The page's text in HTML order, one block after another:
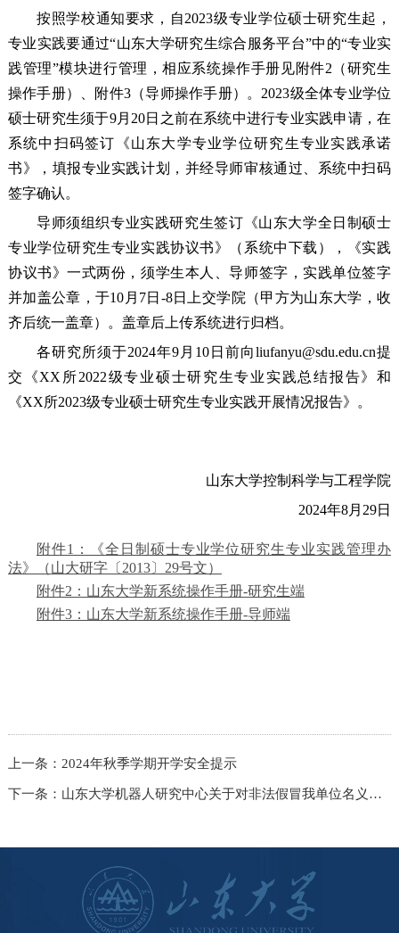
按照学校通知要求，自2023级专业学位硕士研究生起，
专业实践要通过“山东大学研究生综合服务平台”中的“专业实
践管理”模块进行管理，相应系统操作手册见附件2（研究生
操作手册）、附件3（导师操作手册）。2023级全体专业学位
硕士研究生须于9月20日之前在系统中进行专业实践申请，在
系统中扫码签订《山东大学专业学位研究生专业实践承诺
书》，填报专业实践计划，并经导师审核通过、系统中扫码
签字确认。
导师须组织专业实践研究生签订《山东大学全日制硕士
专业学位研究生专业实践协议书》（系统中下载），《实践
协议书》一式两份，须学生本人、导师签字，实践单位签字
并加盖公章，于10月7日-8日上交学院（甲方为山东大学，收
齐后统一盖章）。盖章后上传系统进行归档。
各研究所须于2024年9月10日前向liufanyu@sdu.edu.cn提
交《XX所2022级专业硕士研究生专业实践总结报告》和
《XX所2023级专业硕士研究生专业实践开展情况报告》。
山东大学控制科学与工程学院
2024年8月29日
附件1：《全日制硕士专业学位研究生专业实践管理办
法》（山大研字〔2013〕29号文）
附件2：山东大学新系统操作手册-研究生端
附件3：山东大学新系统操作手册-导师端
上一条： 2024年秋季学期开学安全提示
下一条： 山东大学机器人研究中心关于对非法假冒我单位名义开展研学活动的严正声明